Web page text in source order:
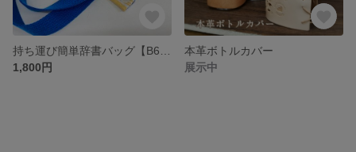
1,800円
本革ボトルカバー
展示中